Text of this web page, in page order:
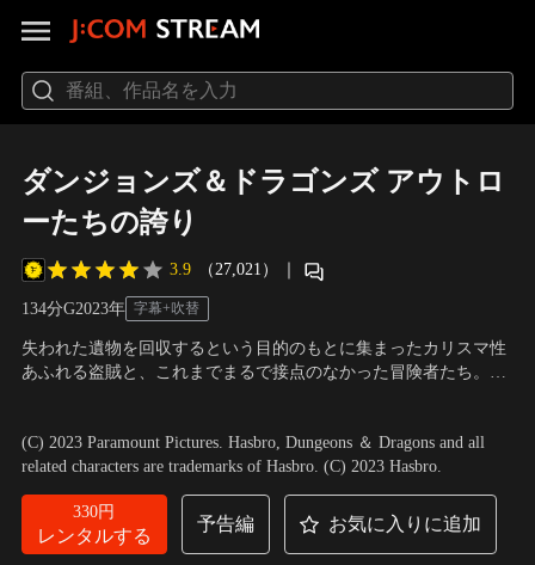
ダンジョンズ＆ドラゴンズ アウトロ
ーたちの誇り
3.9 （27,021） ｜
134分G2023年 字幕+吹替
失われた遺物を回収するという目的のもとに集まったカリスマ性
あふれる盗賊と、これまでまるで接点のなかった冒険者たち。巨
(C) 2023 Paramount Pictures. Hasbro, Dungeons ＆ Dragons and all
related characters are trademarks of Hasbro. (C) 2023 Hasbro.
330円
レンタルする
予告編 お気に入りに追加